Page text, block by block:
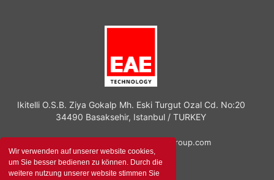
Wir verwenden auf unserer website cookies,
um Sie besser bedienen zu können. Durch die
weitere nutzung unserer website stimmen Sie
Ikitelli O.S.B. Ziya Gokalp Mh. Eski Turgut Ozal Cd. No:20
34490 Basaksehir, Istanbul / TURKEY
export.eaetechnology@eaegroup.com
+90 (212) 671 85 10